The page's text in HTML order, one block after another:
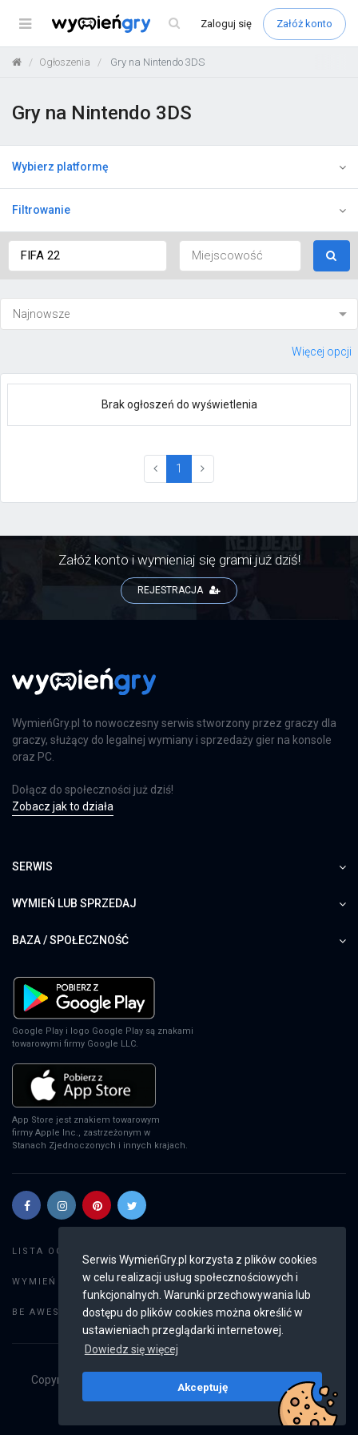
Serwis WymieńGry.pl korzysta z plików cookies
w celu realizacji usług społecznościowych i
funkcjonalnych. Warunki przechowywania lub
dostępu do plików cookies można określić w
ustawieniach przeglądarki internetowej.
Dowiedz się więcej
Akceptuję
Menu Zaloguj się Załóż konto
Ogłoszenia Gry na Nintendo 3DS
Gry na Nintendo 3DS
Wybierz platformę
Filtrowanie
Więcej opcji
Brak ogłoszeń do wyświetlenia
1 (current)
Załóż konto i wymieniaj się grami już dziś!
REJESTRACJA
WymieńGry.pl to nowoczesny serwis stworzony przez graczy dla
graczy, służący do legalnej wymiany i sprzedaży gier na konsole
oraz PC.
Dołącz do społeczności już dziś!
Zobacz jak to działa
SERWIS
WYMIEŃ LUB SPRZEDAJ
BAZA / SPOŁECZNOŚĆ
Google Play i logo Google Play są znakami
towarowymi firmy Google LLC.
App Store jest znakiem towarowym
firmy Apple Inc., zastrzeżonym w
Stanach Zjednoczonych i innych krajach.
LISTA OGŁOSZEŃ:
WYMIEŃ GRY: Dodaj ogłoszenie
BE AWESOME: Weryfikacja konta
Copyright © 2019 - 2026
Wszystkie prawa
v2.8.4